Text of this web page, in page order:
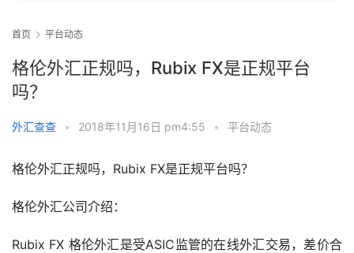
首页 平台动态
格伦外汇正规吗，Rubix FX是正规平台
吗？
外汇查查 • 2018年11月16日 pm4:55 • 平台动态
格伦外汇正规吗，Rubix FX是正规平台吗？
格伦外汇公司介绍：
Rubix FX 格伦外汇是受ASIC监管的在线外汇交易，差价合